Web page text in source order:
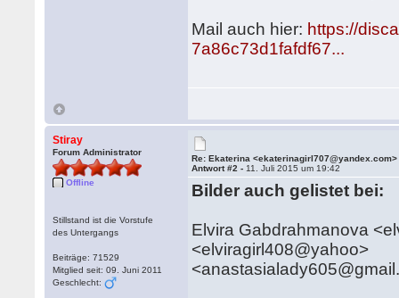
Mail auch hier: https://
7a86c73d1fafdf67...
Stiray
Forum Administrator
Offline
Stillstand ist die Vorstufe
des Untergangs
Beiträge: 71529
Mitglied seit: 09. Juni 2011
Geschlecht:
Re: Ekaterina <ekaterinagirl707@yandex.com>
Antwort #2 - 11. Juli 2015 um 19:42
Bilder auch gelistet bei:
Elvira Gabdrahmanova
<elviragirl408@yahoo>